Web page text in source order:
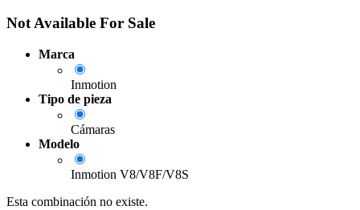
Not Available For Sale
Marca
Inmotion
Tipo de pieza
Cámaras
Modelo
Inmotion V8/V8F/V8S
Esta combinación no existe.